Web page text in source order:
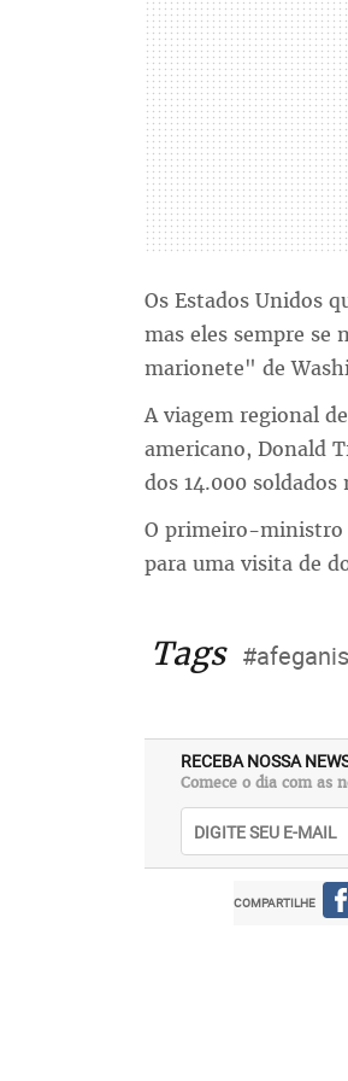
Os Estados Unidos
mas eles sempre se
marionete" de
A viagem regional
americano, Donald
dos 14.000
O primeiro-ministro
para uma visita de
Tags
RECEBA NOSSA
Comece o dia com as
COMPARTILHE